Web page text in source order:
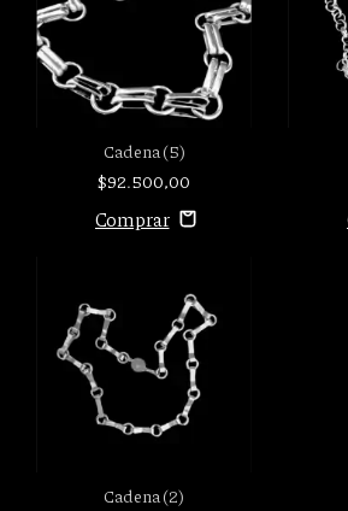
Cadena (5)
$92.500,00
Cadena (2)